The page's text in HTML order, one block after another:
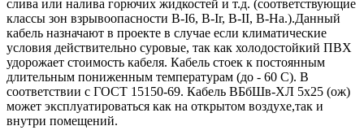
слива или налива горючих жидкостей и т.д. (соответствующие
классы зон взрывоопасности B-I6, B-Ir, B-II, В-На.).Данный
кабель назначают в проекте в случае если климатические
условия действительно суровые, так как холодостойкий ПВХ
удорожает стоимость кабеля. Кабель стоек к постоянным
длительным пониженным температурам (до - 60 С). В
соответствии с ГОСТ 15150-69. Кабель ВБбШв-ХЛ 5х25 (ож)
может эксплуатироваться как на открытом воздухе,так и
внутри помещений.